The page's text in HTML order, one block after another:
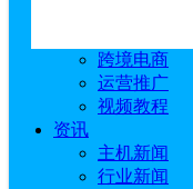
跨境电商
运营推广
视频教程
资讯
主机新闻
行业新闻
Megalayer
专属优惠
访问官网
服务商介绍：
美国服务器、香港服